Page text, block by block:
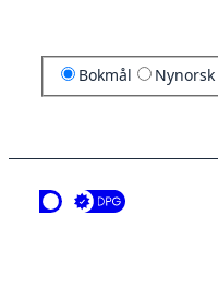
Bokmål Nynorsk